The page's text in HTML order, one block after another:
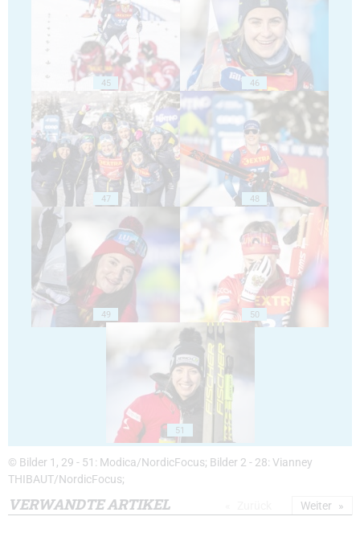
45 46
47 48
49 50
51
© Bilder 1, 29 - 51: Modica/NordicFocus; Bilder 2 - 28: Vianney
THIBAUT/NordicFocus;
VERWANDTE ARTIKEL Weiter